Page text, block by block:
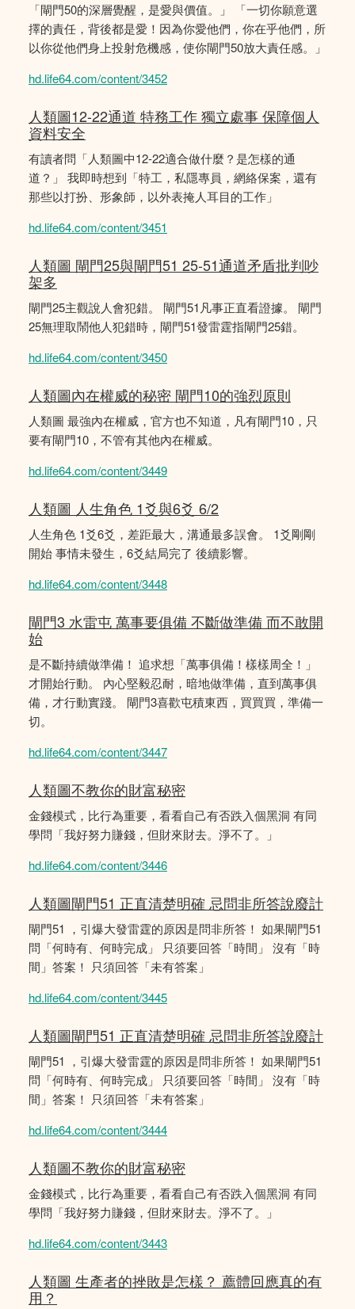
「閘門50的深層覺醒，是愛與價值。」 「一切你願意選
擇的責任，背後都是愛！因為你愛他們，你在乎他們，所
以你從他們身上投射危機感，使你閘門50放大責任感。」
hd.life64.com/content/3452
人類圖12-22通道 特務工作 獨立處事 保障個人
資料安全
有讀者問「人類圖中12-22適合做什麼？是怎樣的通
道？」 我即時想到「特工，私隱專員，網絡保案，還有
那些以打扮、形象師，以外表掩人耳目的工作」
hd.life64.com/content/3451
人類圖 閘門25與閘門51 25-51通道矛盾批判吵
架多
閘門25主觀說人會犯錯。 閘門51凡事正直看證據。 閘門
25無理取鬧他人犯錯時，閘門51發雷霆指閘門25錯。
hd.life64.com/content/3450
人類圖內在權威的秘密 閘門10的強烈原則
人類圖 最強內在權威，官方也不知道，凡有閘門10，只
要有閘門10，不管有其他內在權威。
hd.life64.com/content/3449
人類圖 人生角色 1爻與6爻 6/2
人生角色 1爻6爻，差距最大，溝通最多誤會。 1爻剛剛
開始 事情未發生，6爻結局完了 後續影響。
hd.life64.com/content/3448
閘門3 水雷屯 萬事要俱備 不斷做準備 而不敢開
始
是不斷持續做準備！ 追求想「萬事俱備！樣樣周全！」
才開始行動。 內心堅毅忍耐，暗地做準備，直到萬事俱
備，才行動實踐。 閘門3喜歡屯積東西，買買買，準備一
切。
hd.life64.com/content/3447
人類圖不教你的財富秘密
金錢模式，比行為重要，看看自己有否跌入個黑洞 有同
學問「我好努力賺錢，但財來財去。淨不了。」
hd.life64.com/content/3446
人類圖閘門51 正直清楚明確 忌問非所答說廢計
閘門51 ，引爆大發雷霆的原因是問非所答！ 如果閘門51
問「何時有、何時完成」 只須要回答「時間」 沒有「時
間」答案！ 只須回答「未有答案」
hd.life64.com/content/3445
人類圖閘門51 正直清楚明確 忌問非所答說廢計
閘門51 ，引爆大發雷霆的原因是問非所答！ 如果閘門51
問「何時有、何時完成」 只須要回答「時間」 沒有「時
間」答案！ 只須回答「未有答案」
hd.life64.com/content/3444
人類圖不教你的財富秘密
金錢模式，比行為重要，看看自己有否跌入個黑洞 有同
學問「我好努力賺錢，但財來財去。淨不了。」
hd.life64.com/content/3443
人類圖 生產者的挫敗是怎樣？ 薦體回應真的有
用？